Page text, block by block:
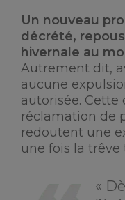
Un nouveau
décrété,
hivernale au
Autrement dit,
aucune
autorisée. Cette
réclamation de
redoutent une
une fois la trêve
«